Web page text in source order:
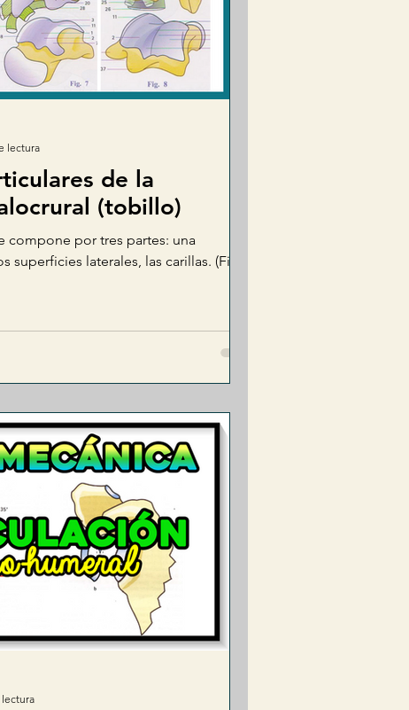
Pediatría
de la
(tobillo)
compone por tres partes: una
superficies laterales, las carillas. (Fig.7)
lectura